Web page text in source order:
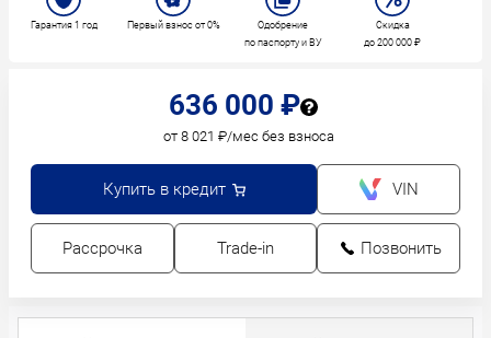
636 000 ₽
от 8 021 ₽/мес без взноса
Купить в кредит VIN
Рассрочка Trade-in Позвонить
Гарантия 1 год Первый взнос от 0%
Одобрение
по паспорту и ВУ
Скидка
до 200 000 ₽